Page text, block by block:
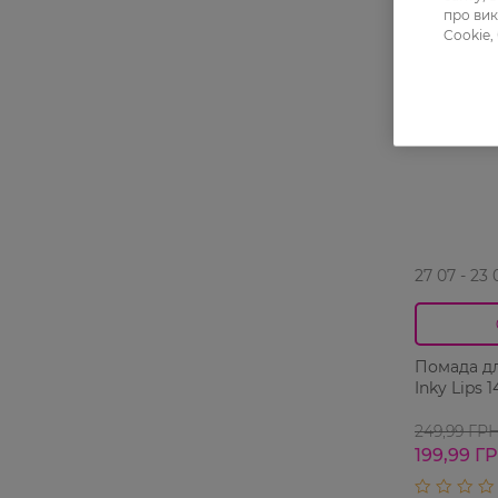
-20%
27 07 - 23
Помада
Inky Lips
249,99
199,99
про
Cookie,